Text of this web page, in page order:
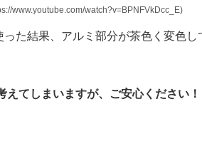
www.youtube.com/watch?v=BPNFVkDcc_E)
た結果、アルミ部分が茶色く変色し
てしまいますが、ご安心ください